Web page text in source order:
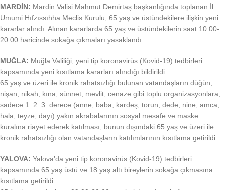
MARDİN: Mardin Valisi Mahmut Demirtaş başkanlığında toplanan İl
Umumi Hıfzıssıhha Meclis Kurulu, 65 yaş ve üstündekilere ilişkin yeni
kararlar alındı. Alınan kararlarda 65 yaş ve üstündekilerin saat 10.00-
20.00 haricinde sokağa çıkmaları yasaklandı.
MUĞLA: Muğla Valiliği, yeni tip koronavirüs (Kovid-19) tedbirleri
kapsamında yeni kısıtlama kararları alındığı bildirildi.
65 yaş ve üzeri ile kronik rahatsızlığı bulunan vatandaşların düğün,
nişan, nikah, kına, sünnet, mevlit, cenaze gibi toplu organizasyonlara,
sadece 1. 2. 3. derece (anne, baba, kardeş, torun, dede, nine, amca,
hala, teyze, dayı) yakın akrabalarının sosyal mesafe ve maske
kuralına riayet ederek katılması, bunun dışındaki 65 yaş ve üzeri ile
kronik rahatsızlığı olan vatandaşların katılımlarının kısıtlama getirildi.
YALOVA: Yalova’da yeni tip koronavirüs (Kovid-19) tedbirleri
kapsamında 65 yaş üstü ve 18 yaş altı bireylerin sokağa çıkmasına
kısıtlama getirildi.